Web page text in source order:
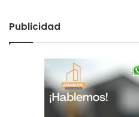
Publicidad